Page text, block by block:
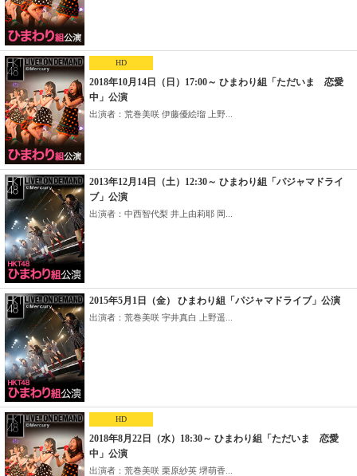
HD
2018年10月14日（日）17:00～ ひまわり組「ただいま 恋愛
中」公演
出演者：荒巻美咲 伊藤優絵瑠 上野...
2013年12月14日（土）12:30～ ひまわり組「パジャマドライ
ブ」公演
出演者：中西智代梨 井上由莉耶 岡...
2015年5月1日（金） ひまわり組「パジャマドライブ」公演
出演者：荒巻美咲 宇井真白 上野遥...
HD
2018年8月22日（水）18:30～ ひまわり組「ただいま 恋愛
中」公演
出演者：荒巻美咲 栗原紗英 堺萌香...